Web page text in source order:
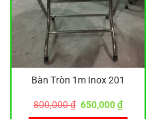
Bàn Tròn 1m Inox 201
800,000₫ Giá
650,000₫Giá
hiện